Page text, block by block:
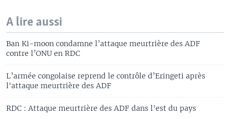
A lire aussi
Ban Ki-moon condamne l’attaque meurtrière des ADF
contre l’ONU en RDC
L’armée congolaise reprend le contrôle d’Eringeti après
l'attaque meurtrière des ADF
RDC : Attaque meurtrière des ADF dans l'est du pays